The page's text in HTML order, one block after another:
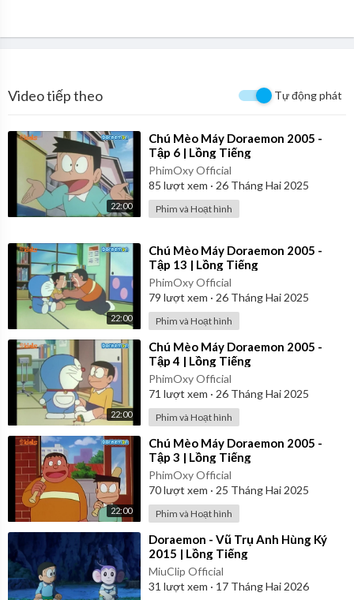
Video tiếp theo Tự động phát
22:00
⁣Chú Mèo Máy Doraemon 2005 -
Tập 6 | Lồng Tiếng
PhimOxy Official
85 lượt xem · 26 Tháng Hai 2025
Phim và Hoạt hình
22:00
⁣Chú Mèo Máy Doraemon 2005 -
Tập 13 | Lồng Tiếng
PhimOxy Official
79 lượt xem · 26 Tháng Hai 2025
Phim và Hoạt hình
22:00
⁣Chú Mèo Máy Doraemon 2005 -
Tập 4 | Lồng Tiếng
PhimOxy Official
71 lượt xem · 26 Tháng Hai 2025
Phim và Hoạt hình
22:00
⁣Chú Mèo Máy Doraemon 2005 -
Tập 3 | Lồng Tiếng
PhimOxy Official
70lượt xem · 25 Tháng Hai 2025
Phim và Hoạt hình
⁣Doraemon - Vũ Trụ Anh Hùng Ký
2015 | Lồng Tiếng
MiuClip Official
31 lượt xem · 17 Tháng Hai 2026